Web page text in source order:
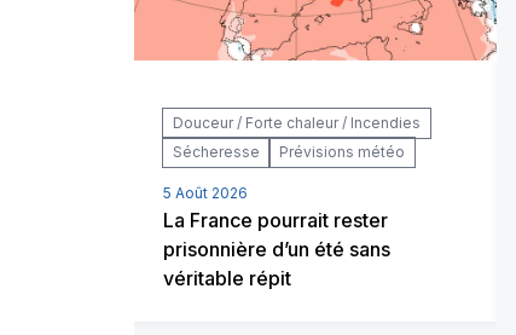
Douceur / Forte chaleur / Incendies
Sécheresse
Prévisions météo
5 Août 2026
La France pourrait rester
prisonnière d’un été sans
véritable répit